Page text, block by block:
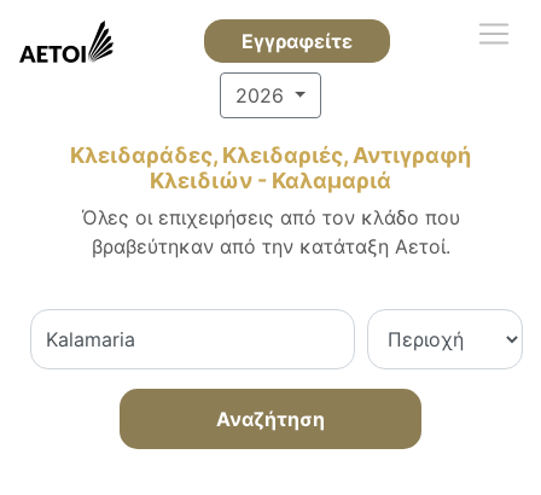
Εγγραφείτε
2026
Κλειδαράδες, Κλειδαριές, Αντιγραφή
Κλειδιών - Καλαμαριά
Όλες οι επιχειρήσεις από τον κλάδο που
βραβεύτηκαν από την κατάταξη Αετοί.
Αναζήτηση